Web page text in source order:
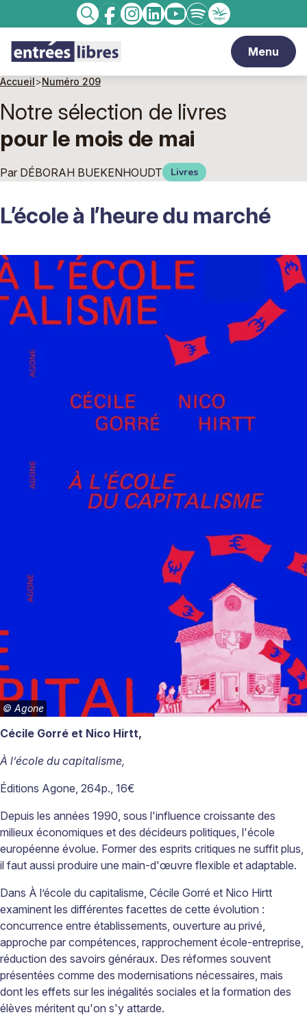
Menu
Recherche
Facebook
Instagram
linkedinYoutube
SpotifyEnseignement
catholique
Accueil>Numéro 209
Notre sélection de livres
pour le mois de mai
Par DÉBORAH BUEKENHOUDT Livres
L’école à l’heure du marché
© Agone
Cécile Gorré et Nico Hirtt,
À l’école du capitalisme,
Éditions Agone, 264p., 16€
Depuis les années 1990, sous l'influence croissante des
milieux économiques et des décideurs politiques, l'école
européenne évolue. Former des esprits critiques ne suffit plus,
il faut aussi produire une main-d'œuvre flexible et adaptable.
Dans À l’école du capitalisme, Cécile Gorré et Nico Hirtt
examinent les différentes facettes de cette évolution :
concurrence entre établissements, ouverture au privé,
approche par compétences, rapprochement école-entreprise,
réduction des savoirs généraux. Des réformes souvent
présentées comme des modernisations nécessaires, mais
dont les effets sur les inégalités sociales et la formation des
élèves méritent qu'on s'y attarde.